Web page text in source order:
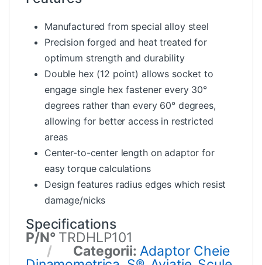
Manufactured from special alloy steel
Precision forged and heat treated for
optimum strength and durability
Double hex (12 point) allows socket to
engage single hex fastener every 30°
degrees rather than every 60° degrees,
allowing for better access in restricted
areas
Center-to-center length on adaptor for
easy torque calculations
Design features radius edges which resist
damage/nicks
Specifications
P/N° TRDHLP101
Categorii: Adaptor Cheie